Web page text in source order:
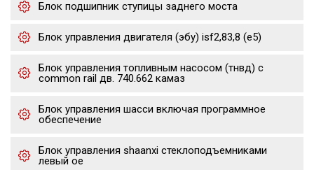
Блок подшипник ступицы заднего моста
Блок управления двигателя (эбу) isf2,83,8 (е5)
Блок управления топливным насосом (тнвд) с
common rail дв. 740.662 камаз
Блок управления шасси включая программное
обеспечение
Блок управления shaanxi стеклоподъемниками
левый oe